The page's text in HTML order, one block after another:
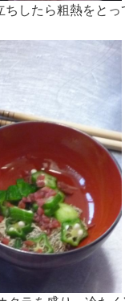
したら粗熱をとっ